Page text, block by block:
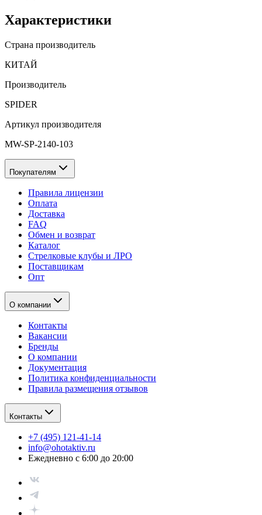
Характеристики
Страна производитель
КИТАЙ
Производитель
SPIDER
Артикул производителя
MW-SP-2140-103
Покупателям
Правила лицензии
Оплата
Доставка
FAQ
Обмен и возврат
Каталог
Стрелковые клубы и ЛРО
Поставщикам
Опт
О компании
Контакты
Вакансии
Бренды
О компании
Документация
Политика конфиденциальности
Правила размещения отзывов
Контакты
+7 (495) 121-41-14
info@ohotaktiv.ru
Ежедневно с 6:00 до 20:00